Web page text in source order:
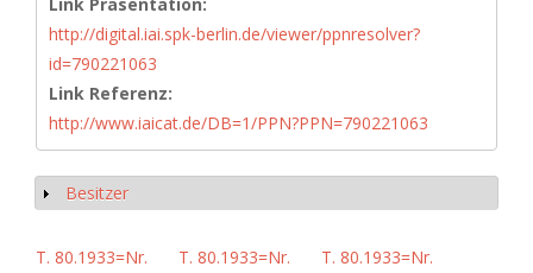
http://digital.iai.spk-berlin.de/viewer/ppnresolver?
id=790221063
Link Referenz:
http://www.iaicat.de/DB=1/PPN?PPN=790221063
Show
Besitzer
T. 80.1933=Nr.
T. 80.1933=Nr.
T. 80.1933=Nr.